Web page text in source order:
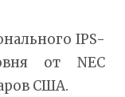
IPS-
от NEC
США.